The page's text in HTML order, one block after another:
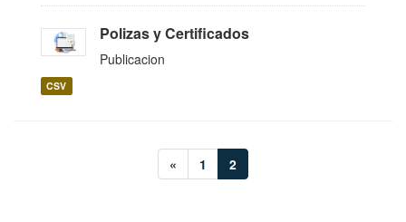
Polizas y Certificados
Publicacion
CSV
« 1 2